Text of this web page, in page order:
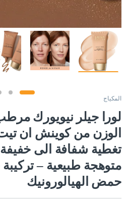
المكياج
لورا جيلر نيويورك
الوزن من كوينش ان
تغطية شفافة الى خفيفة
متوهجة طبيعية –
حمض الهيالورونيك